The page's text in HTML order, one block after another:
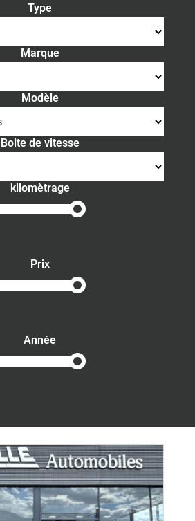
Type
Marque
Modèle
Boite de vitesse
kilomètrage
Prix
Année